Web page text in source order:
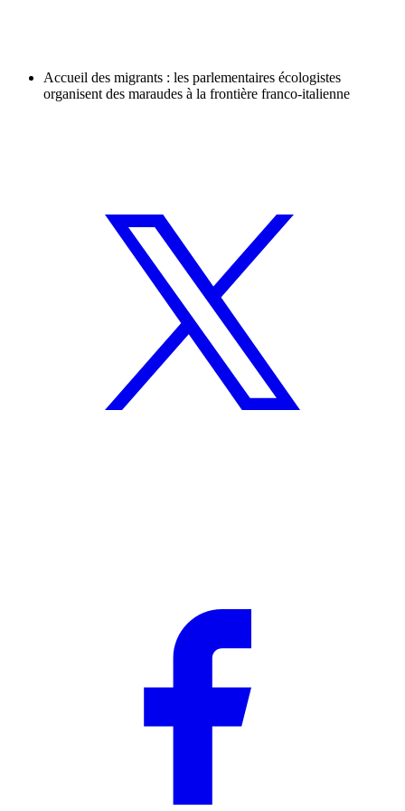
Accueil des migrants : les parlementaires écologistes
organisent des maraudes à la frontière franco-italienne